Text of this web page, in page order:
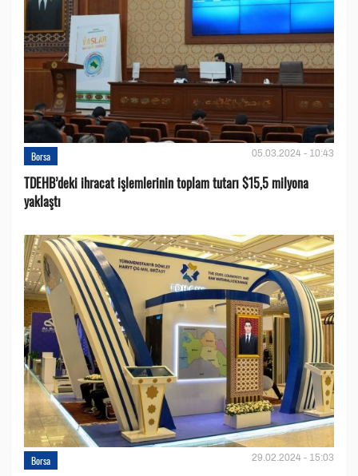
Borsa 05.03.2024 - 10:43
TDEHB’deki ihracat işlemlerinin toplam tutarı $15,5 milyona
yaklaştı
Borsa 29.02.2024 - 15:03